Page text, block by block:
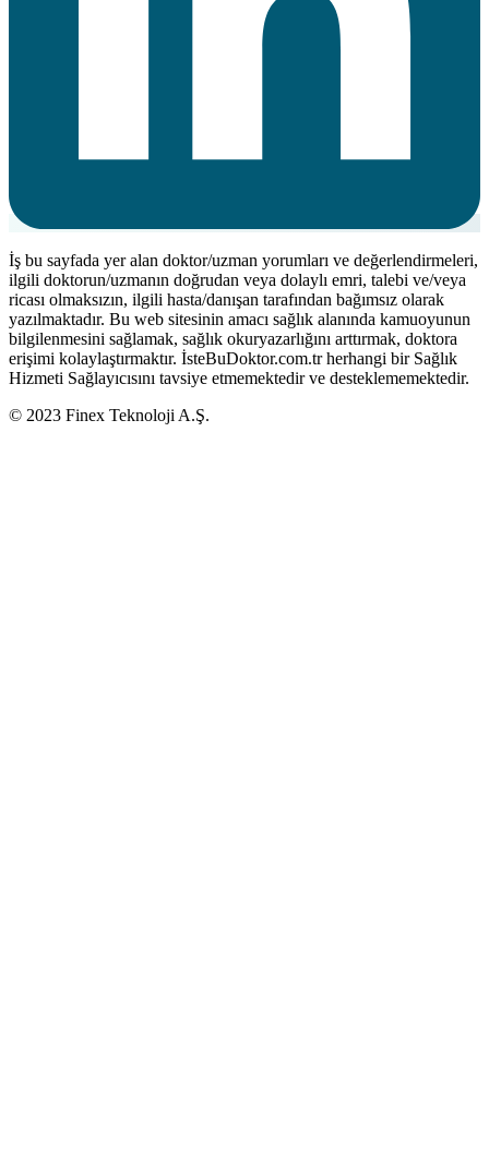
İş bu sayfada yer alan doktor/uzman yorumları ve değerlendirmeleri,
ilgili doktorun/uzmanın doğrudan veya dolaylı emri, talebi ve/veya
ricası olmaksızın, ilgili hasta/danışan tarafından bağımsız olarak
yazılmaktadır. Bu web sitesinin amacı sağlık alanında kamuoyunun
bilgilenmesini sağlamak, sağlık okuryazarlığını arttırmak, doktora
erişimi kolaylaştırmaktır. İsteBuDoktor.com.tr herhangi bir Sağlık
Hizmeti Sağlayıcısını tavsiye etmemektedir ve desteklememektedir.
© 2023 Finex Teknoloji A.Ş.